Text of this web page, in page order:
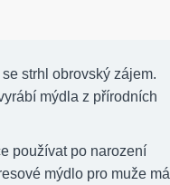
strhl obrovský zájem.
mýdla z přírodních
používat po narození
mýdlo pro muže má